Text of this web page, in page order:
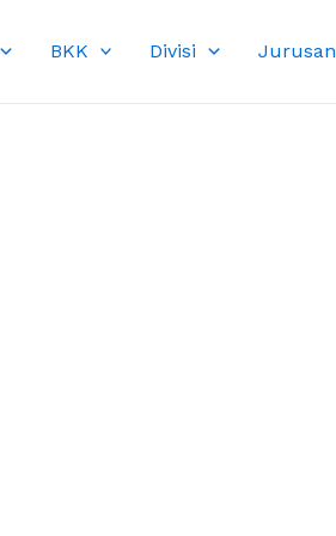
BKK Divisi Jurusan